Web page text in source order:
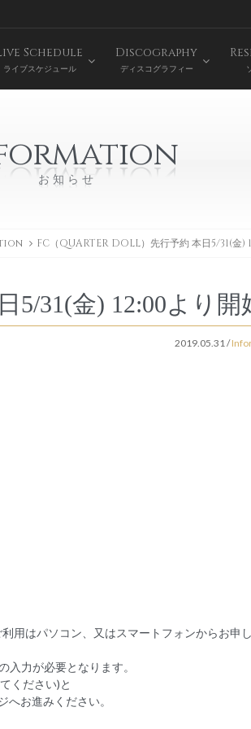
Schedule
ライブスケジュール
Discography
ディスコグラフィー
お知らせ
FC（QUARTER DOLL）先行予約 本日5/31(金)
5/31(金) 12:00より開
2019.05.31/
用はパソコン、又はスマートフォンからお申
力が必要となります。
ください)と
お進みください。